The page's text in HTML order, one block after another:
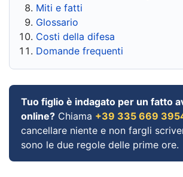
Miti e fatti
Glossario
Costi della difesa
Domande frequenti
Tuo figlio è indagato per un fatto
online? Chiama +39 335 669
cancellare niente e non fargli
sono le due regole delle prime ore.